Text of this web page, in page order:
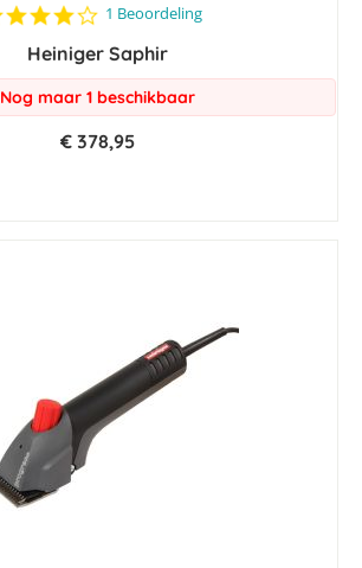
4.0
rating
1 Beoordeling
Heiniger Saphir
Nog maar 1 beschikbaar
€ 378,95